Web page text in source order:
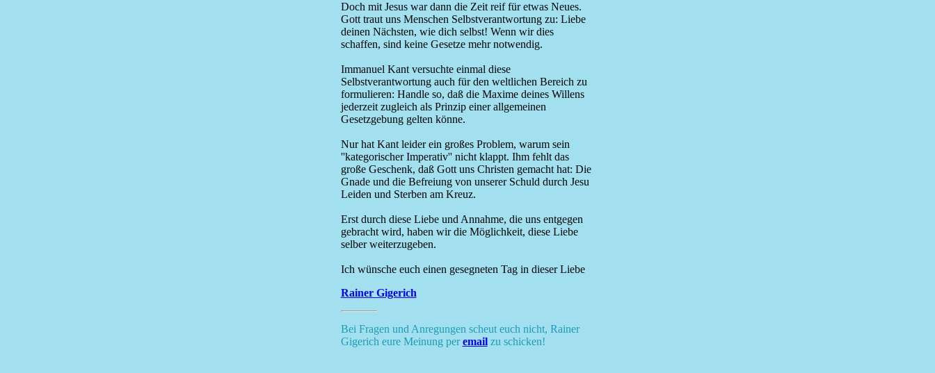
Doch mit Jesus war dann die Zeit reif für etwas Neues.
Gott traut uns Menschen Selbstverantwortung zu: Liebe
deinen Nächsten, wie dich selbst! Wenn wir dies
schaffen, sind keine Gesetze mehr notwendig.
Immanuel Kant versuchte einmal diese
Selbstverantwortung auch für den weltlichen Bereich zu
formulieren: Handle so, daß die Maxime deines Willens
jederzeit zugleich als Prinzip einer allgemeinen
Gesetzgebung gelten könne.
Nur hat Kant leider ein großes Problem, warum sein
''kategorischer Imperativ'' nicht klappt. Ihm fehlt das
große Geschenk, daß Gott uns Christen gemacht hat: Die
Gnade und die Befreiung von unserer Schuld durch Jesu
Leiden und Sterben am Kreuz.
Erst durch diese Liebe und Annahme, die uns entgegen
gebracht wird, haben wir die Möglichkeit, diese Liebe
selber weiterzugeben.
Ich wünsche euch einen gesegneten Tag in dieser Liebe
Rainer Gigerich
Bei Fragen und Anregungen scheut euch nicht, Rainer
Gigerich eure Meinung peremailzu schicken!